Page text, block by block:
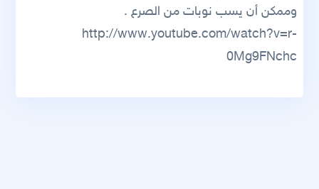
وممكن أن يسب نوبات من الصرع .
http://www.youtube.com/watch?v=r-
0Mg9FNchc